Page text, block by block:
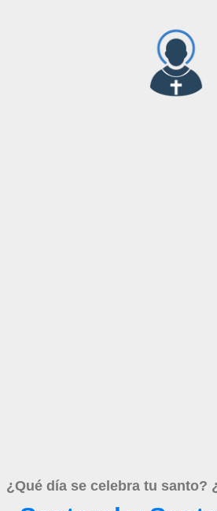
¿Qué día se celebra tu santo?